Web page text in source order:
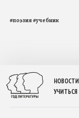
#поэзия#учебник
НОВОСТИ
УЧИТЬСЯ